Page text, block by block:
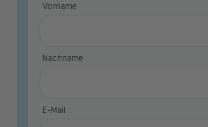
Vorname
Nachname
E-Mail